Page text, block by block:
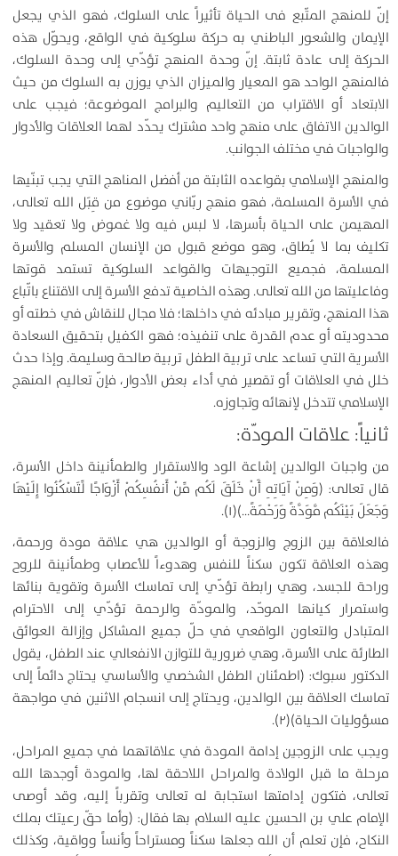
إنّ للمنهج المتّبع فى الحياة تأثيراً على السلوك، فهو الذي يجعل
الإيمان والشعور الباطني به حركة سلوكية في الواقع، ويحوّل هذه
الحركة إلى عادة ثابتة. إنّ وحدة المنهج تؤدّي إلى وحدة السلوك،
فالمنهج الواحد هو المعيار والميزان الذي يوزن به السلوك من حيث
الابتعاد أو الاقتراب من التعاليم والبرامج الموضوعة؛ فيجب على
الوالدين الاتفاق على منهج واحد مشترك يحدّد لهما العلاقات والأدوار
والواجبات في مختلف الجوانب.
والمنهج الإسلامي بقواعده الثابتة من أفضل المناهج التي يجب تبنّيها
في الأسرة المسلمة، فهو منهج ربّاني موضوع من قِبَل الله تعالى،
المهيمن على الحياة بأسرها، لا لبس فيه ولا غموض ولا تعقيد ولا
تكليف بما لا يُطاق، وهو موضع قبول من الإنسان المسلم والأسرة
المسلمة، فجميع التوجيهات والقواعد السلوكية تستمد قوتها
وفاعليتها من الله تعالى. وهذه الخاصية تدفع الأسرة إلى الاقتناع باتّباع
هذا المنهج، وتقرير مبادئه في داخلها؛ فلا مجال للنقاش في خطته أو
محدوديته أو عدم القدرة على تنفيذه؛ فهو الكفيل بتحقيق السعادة
الأسرية التي تساعد على تربية الطفل تربية صالحة وسليمة. وإذا حدث
خلل في العلاقات أو تقصير في أداء بعض الأدوار، فإنّ تعاليم المنهج
الإسلامي تتدخل لإنهائه وتجاوزه.
ثانياً: علاقات المودّة:
من واجبات الوالدين إشاعة الود والاستقرار والطمأنينة داخل الأسرة،
قال تعالى: (وَمِنْ آيَاتِهِ أَنْ خَلَقَ لَكُم مِّنْ أَنفُسِكُمْ أَزْوَاجًا لِّتَسْكُنُوا إِلَيْهَا
وَجَعَلَ بَيْنَكُم مَّوَدَّةً وَرَحْمَةً…)(۱).
فالعلاقة بين الزوج والزوجة أو الوالدين هي علاقة مودة ورحمة،
وهذه العلاقة تكون سكناً للنفس وهدوءاً للأعصاب وطمأنينة للروح
وراحة للجسد، وهي رابطة تؤدّي إلى تماسك الأسرة وتقوية بنائها
واستمرار كيانها الموحّد، والمودّة والرحمة تؤدّي إلى الاحترام
المتبادل والتعاون الواقعي في حلّ جميع المشاكل وإزالة العوائق
الطارئة على الأسرة، وهي ضرورية للتوازن الانفعالي عند الطفل، يقول
الدكتور سبوك: (اطمئنان الطفل الشخصي والأساسي يحتاج دائماً إلى
تماسك العلاقة بين الوالدين، ويحتاج إلى انسجام الاثنين في مواجهة
مسؤوليات الحياة)(۲).
ويجب على الزوجين إدامة المودة في علاقاتهما في جميع المراحل،
مرحلة ما قبل الولادة والمراحل اللاحقة لها، والمودة أوجدها الله
تعالى، فتكون إدامتها استجابة له تعالى وتقرباً إليه، وقد أوصى
الإمام علي بن الحسين عليه السلام بها فقال: (وأما حقّ رعيتك بملك
النكاح، فإن تعلم أن الله جعلها سكناً ومستراحاً وأنساً وواقية، وكذلك